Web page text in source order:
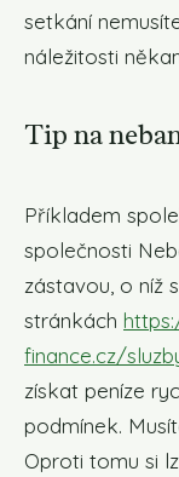
setkání
náležitosti
Tip na
Příkladem
společnosti
zástavou, o níž
stránkách
finance.cz/
získat peníze
podmínek.
Oproti tomu si